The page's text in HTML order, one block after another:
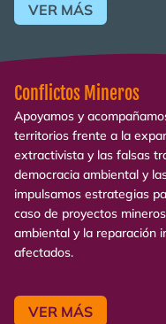
VER MÁS
Conflictos Mineros
Apoyamos y
territorios frente a la
extractivista y las falsas
democracia ambiental y
impulsamos estrategias
caso de proyectos
ambiental y la reparación
afectados.
VER MÁS